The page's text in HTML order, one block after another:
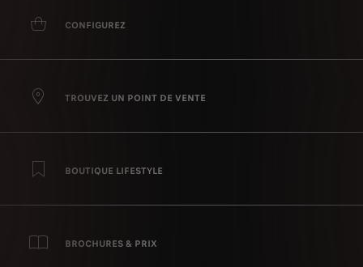
CONFIGUREZ
TROUVEZ UN POINT DE VENTE
BOUTIQUE LIFESTYLE
BROCHURES & PRIX